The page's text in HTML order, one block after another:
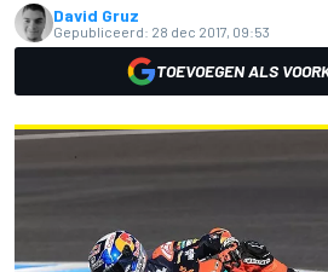
David Gruz
Gepubliceerd: 28 dec 2017, 09:53
TOEVOEGEN ALS